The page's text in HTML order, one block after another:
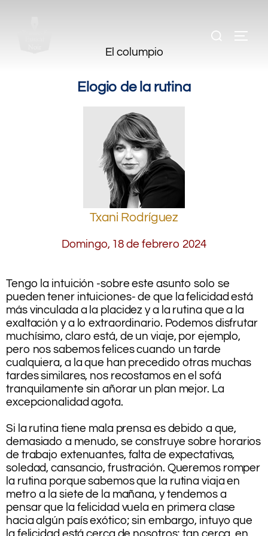
El columpio
Elogio de la rutina
Txani Rodríguez
Domingo, 18 de febrero 2024
Tengo la intuición -sobre este asunto solo se
pueden tener intuiciones- de que la felicidad está
más vinculada a la placidez y a la rutina que a la
exaltación y a lo extraordinario. Podemos disfrutar
muchísimo, claro está, de un viaje, por ejemplo,
pero nos sabemos felices cuando un tarde
cualquiera, a la que han precedido otras muchas
tardes similares, nos recostamos en el sofá
tranquilamente sin añorar un plan mejor. La
excepcionalidad agota.
Si la rutina tiene mala prensa es debido a que,
demasiado a menudo, se construye sobre horarios
de trabajo extenuantes, falta de expectativas,
soledad, cansancio, frustración. Queremos romper
la rutina porque sabemos que la rutina viaja en
metro a la siete de la mañana, y tendemos a
pensar que la felicidad vuela en primera clase
hacia algún país exótico; sin embargo, intuyo que